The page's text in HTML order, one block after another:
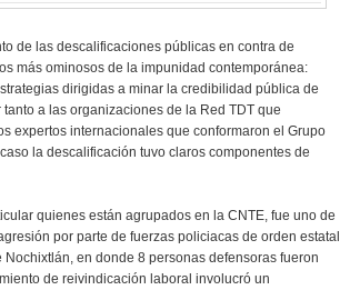
de las descalificaciones públicas en contra de
más ominosos de la impunidad contemporánea:
dirigidas a minar la credibilidad pública de
a las organizaciones de la Red TDT que
expertos internacionales que conformaron el Grupo
la descalificación tuvo claros componentes de
quienes están agrupados en la CNTE, fue uno de
por parte de fuerzas policiacas de orden estatal
en donde 8 personas defensoras fueron
de reivindicación laboral involucró un